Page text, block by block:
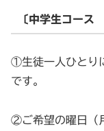
〔中学生コース
①生徒一人ひとり
です。
②ご希望の曜日（